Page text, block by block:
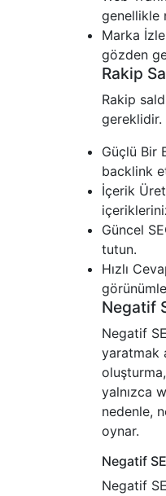
genellikle
Marka
gözden
Rakip
Rakip
gereklidir.
Güçlü Bir
backlink
İçerik
Güncel
tutun.
Hızlı
Negatif
Negatif
yaratmak
yalnızca
nedenle,
oynar.
Negatif
Negatif